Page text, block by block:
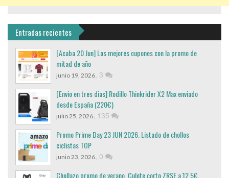
Entradas recientes
[Acaba 20 Jun] Los mejores cupones con la promo de
mitad de año
junio 19, 2026, 3
[Envio en tres dias] Rodillo Thinkrider X2 Max enviado
desde España (220€)
julio 25, 2026, 135
Promo Prime Day 23 JUN 2026. Listado de chollos
ciclistas TOP
junio 23, 2026, 0
Chollazo promo de verano, Culote corto ZRSE a 12,5€